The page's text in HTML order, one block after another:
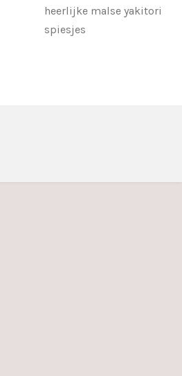
heerlijke malse yakitori
spiesjes